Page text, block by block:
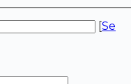
[Se